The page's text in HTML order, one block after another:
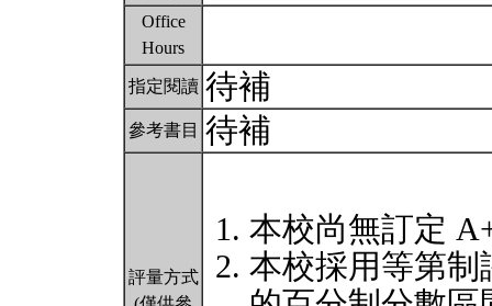
Office
Hours
指定閱讀 待補
參考書目 待補
評量方式
本校尚無訂定
本校採用等第